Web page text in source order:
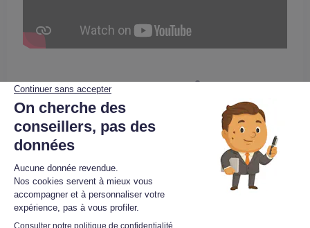
Quel est le salaire
d’une conseillère
immobilier ?
La rémunération d’uneconseillère en
immobilier indépendante
considérablement selon votre statut et votre